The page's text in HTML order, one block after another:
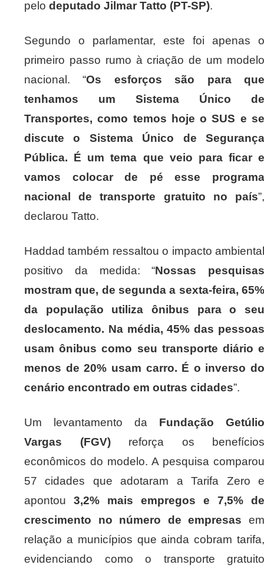
pelo deputado Jilmar Tatto (PT-SP).
Segundo o parlamentar, este foi apenas o
primeiro passo rumo à criação de um modelo
nacional. “Os esforços são para
tenhamos um Sistema Único de
Transportes, como temos hoje o SUS e se
discute o Sistema Único de Segurança
Pública. É um tema que veio para ficar e
vamos colocar de pé esse programa
nacional de transporte gratuito no país”,
declarou Tatto.
Haddad também ressaltou o impacto ambiental
positivo da medida: “Nossas pesquisas
mostram que, de segunda a sexta-feira, 65%
da população utiliza ônibus para o seu
deslocamento. Na média, 45% das pessoas
usam ônibus como seu transporte diário e
menos de 20% usam carro. É o inverso do
cenário encontrado em outras cidades”.
Um levantamento da Fundação Getúlio
Vargas (FGV)reforça os benefícios
econômicos do modelo. A pesquisa comparou
57 cidades que adotaram a Tarifa Zero e
apontou 3,2% mais empregos e 7,5% de
crescimento no número de empresas
relação a municípios que ainda cobram tarifa,
evidenciando como o transporte gratuito